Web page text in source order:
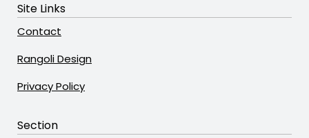
Site Links
Contact
Rangoli Design
Privacy Policy
Section